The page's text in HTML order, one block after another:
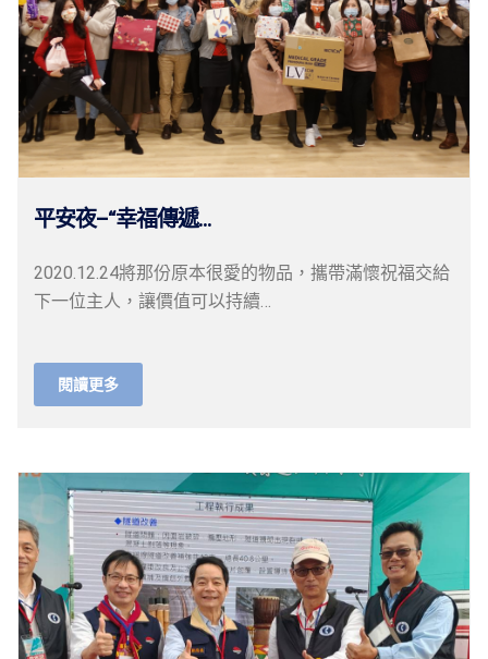
平安夜–“幸福傳遞...
2020.12.24將那份原本很愛的物品，攜帶滿懷祝福交給
下一位主人，讓價值可以持續…
閱讀更多